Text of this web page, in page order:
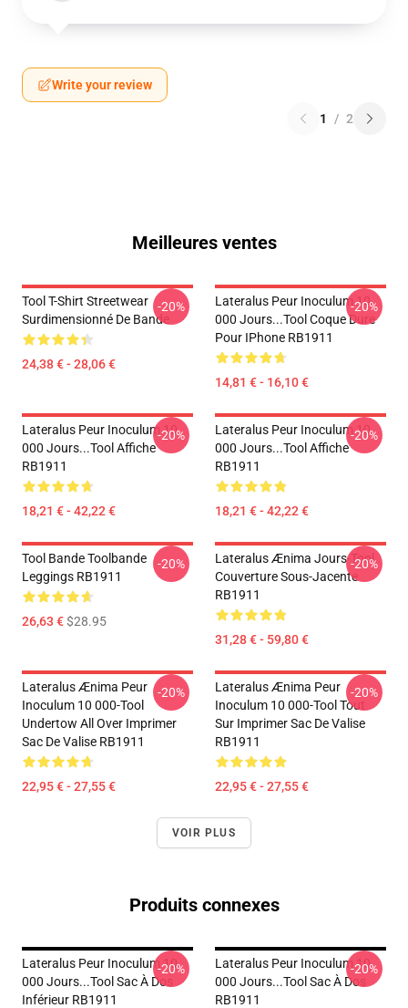
Write your review
1 / 2
Meilleures ventes
Tool T-Shirt Streetwear
Surdimensionné De Bande
24,38 € - 28,06 €
-20%
Lateralus Peur Inoculum 10
000 Jours...tool Coque Dure
Pour IPhone RB1911
14,81 € - 16,10 €
-20%
Lateralus Peur Inoculum 10
000 Jours...tool Affiche
RB1911
18,21 € - 42,22 €
-20%
Lateralus Peur Inoculum 10
000 Jours...tool Affiche
RB1911
18,21 € - 42,22 €
-20%
Tool Bande Toolbande
Leggings RB1911
26,63 €$28.95
-20%
Lateralus Ænima Jours-Tool
Couverture Sous-Jacente
RB1911
31,28 € - 59,80 €
-20%
Lateralus Ænima Peur
Inoculum 10 000-Tool
Undertow All Over Imprimer
Sac De Valise RB1911
22,95 € - 27,55 €
-20%
Lateralus Ænima Peur
Inoculum 10 000-Tool Tout
Sur Imprimer Sac De Valise
RB1911
22,95 € - 27,55 €
-20%
VOIR PLUS
Produits connexes
Lateralus Peur Inoculum 10
000 Jours...tool Sac À Dos
Inférieur RB1911
-20%
Lateralus Peur Inoculum 10
000 Jours...tool Sac À Dos
RB1911
-20%